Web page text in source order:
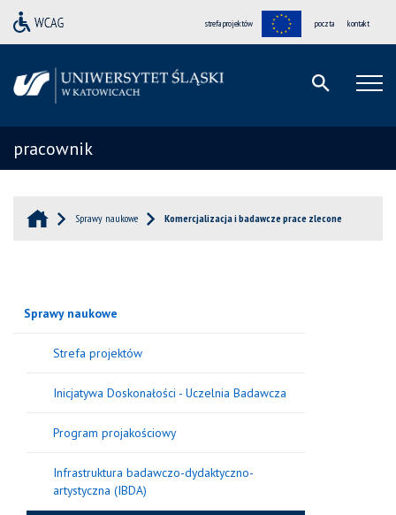
strefa projektów poczta kontakt
pracownik
Sprawy naukowe Komercjalizacja i badawcze prace zlecone
Sprawy naukowe
Strefa projektów
Inicjatywa Doskonałości - Uczelnia Badawcza
Program projakościowy
Infrastruktura badawczo-dydaktyczno-
artystyczna (IBDA)